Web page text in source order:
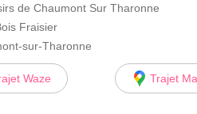
de Chaumont Sur Tharonne
Fraisier
sur-Tharonne
Waze Trajet